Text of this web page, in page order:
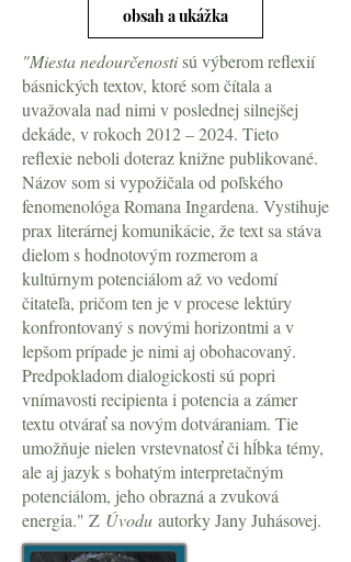
obsah a ukážka
"Miesta nedourčenostisú výberom reflexií
básnických textov, ktoré som čítala a
uvažovala nad nimi v poslednej silnejšej
dekáde, v rokoch 2012 – 2024. Tieto
reflexie neboli doteraz knižne publikované.
Názov som si vypožičala od poľského
fenomenológa Romana Ingardena. Vystihuje
prax literárnej komunikácie, že text sa stáva
dielom s hodnotovým rozmerom a
kultúrnym potenciálom až vo vedomí
čitateľa, pričom ten je v procese lektúry
konfrontovaný s novými horizontmi a v
lepšom prípade je nimi aj obohacovaný.
Predpokladom dialogickosti sú popri
vnímavosti recipienta i potencia a zámer
textu otvárať sa novým dotváraniam. Tie
umožňuje nielen vrstevnatosť či hĺbka témy,
ale aj jazyk s bohatým interpretačným
potenciálom, jeho obrazná a zvuková
energia." Z Úvodu autorky Jany Juhásovej.